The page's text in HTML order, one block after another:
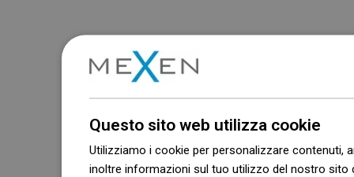
Questo sito web utilizza cookie
Utilizziamo i cookie per personalizzare contenuti,
inoltre informazioni sul tuo utilizzo del nostro sito